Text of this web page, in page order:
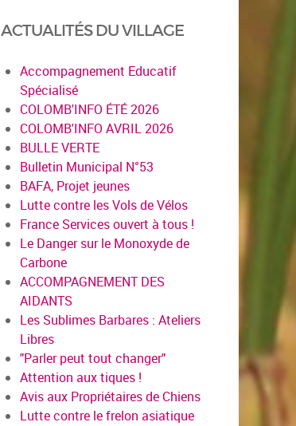
ACTUALITÉS DU VILLAGE
Accompagnement Educatif
Spécialisé
COLOMB'INFO ÉTÉ 2026
COLOMB'INFO AVRIL 2026
BULLE VERTE
Bulletin Municipal N°53
BAFA, Projet jeunes
Lutte contre les Vols de Vélos
France Services ouvert à tous !
Le Danger sur le Monoxyde de
Carbone
ACCOMPAGNEMENT DES
AIDANTS
Les Sublimes Barbares : Ateliers
Libres
"Parler peut tout changer"
Attention aux tiques !
Avis aux Propriétaires de Chiens
Lutte contre le frelon asiatique